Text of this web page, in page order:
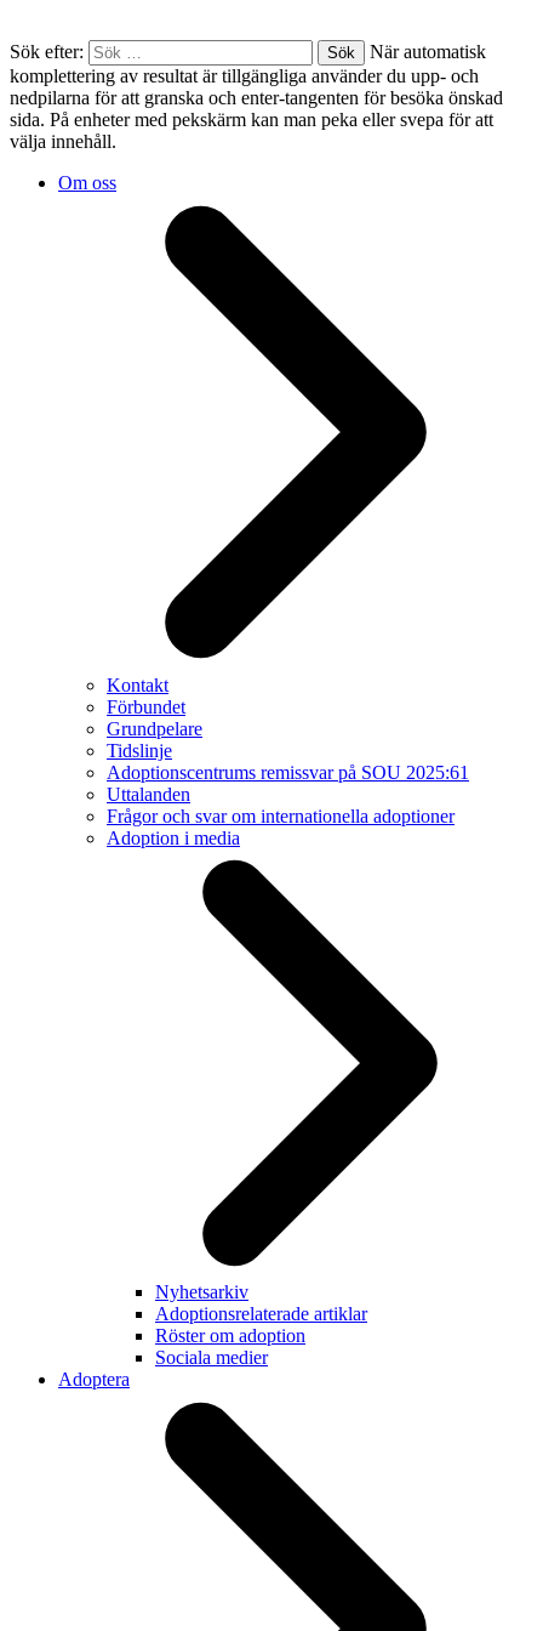
Sök efter:
När automatisk
komplettering av resultat är tillgängliga använder du upp- och
nedpilarna för att granska och enter-tangenten för besöka önskad
sida. På enheter med pekskärm kan man peka eller svepa för att
välja innehåll.
Om oss
Kontakt
Förbundet
Grundpelare
Tidslinje
Adoptionscentrums remissvar på SOU 2025:61
Uttalanden
Frågor och svar om internationella adoptioner
Adoption i media
Nyhetsarkiv
Adoptionsrelaterade artiklar
Röster om adoption
Sociala medier
Adoptera